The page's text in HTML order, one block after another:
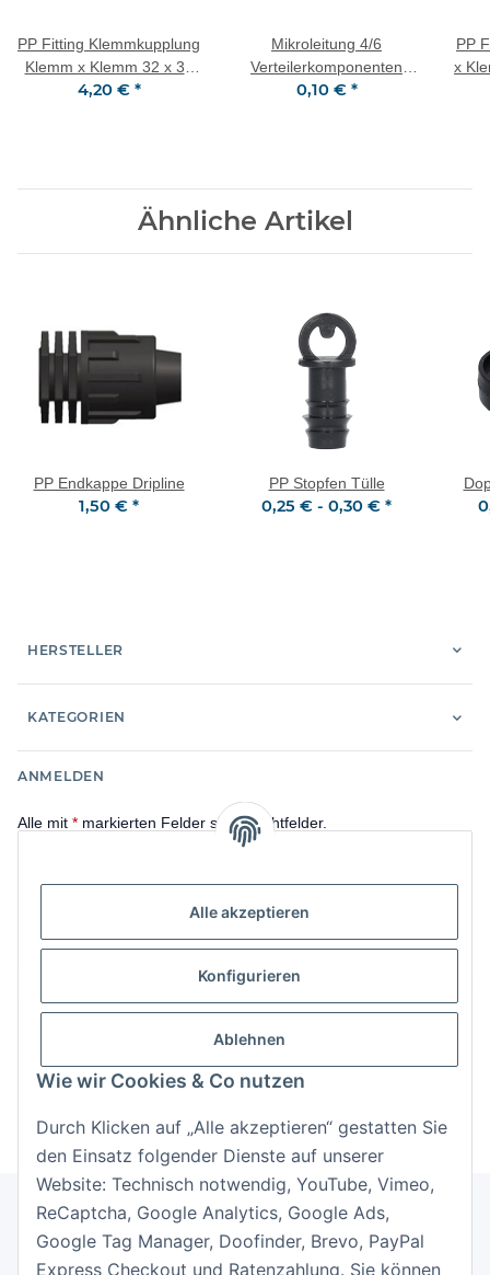
Alle akzeptieren
Konfigurieren
Ablehnen
Wie wir Cookies & Co nutzen
Durch Klicken auf „Alle akzeptieren“ gestatten Sie
den Einsatz folgender Dienste auf unserer
Website: Technisch notwendig, YouTube, Vimeo,
ReCaptcha, Google Analytics, Google Ads,
Google Tag Manager, Doofinder, Brevo, PayPal
Express Checkout und Ratenzahlung. Sie können
PP Fitting Klemmkupplung
Klemm x Klemm 32 x 32
mm PN10
4,20 € *
Mikroleitung 4/6
Verteilerkomponenten
Startverbinder für 6/4 mm
0,10 € *
PP
x
Ähnliche Artikel
PP Endkappe Dripline
1,50 € *
PP Stopfen Tülle
0,25 € - 0,30 € *
HERSTELLER
KATEGORIEN
ANMELDEN
Alle mit * markierten Felder sind Pflichtfelder.
Anmelden
Neu hier? Jetzt registrieren!
Informationen